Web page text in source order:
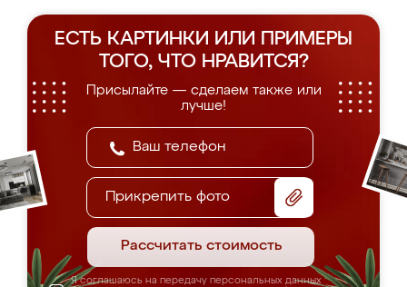
ЕСТЬ КАРТИНКИ ИЛИ ПРИМЕРЫ
ТОГО, ЧТО НРАВИТСЯ?
Присылайте — сделаем также или
лучше!
Прикрепить фото
Рассчитать стоимость
Я соглашаюсь на передачу персональных данных